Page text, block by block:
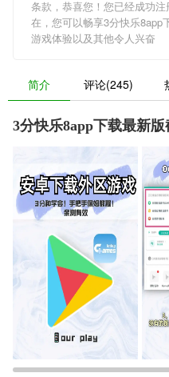
条款，恭喜您！您已经成功
在，您可以畅享3分快乐8app
游戏体验以及其他令人兴奋
简介 评论(245)
3分快乐8app下载最新版